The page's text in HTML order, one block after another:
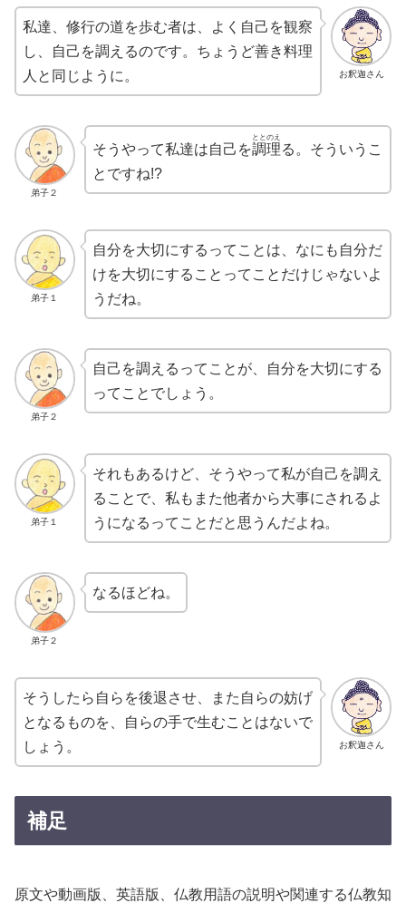
お釈迦さん
私達、修行の道を歩む者は、よく自己を観察
し、自己を調えるのです。ちょうど善き料理
人と同じように。
弟子２
そうやって私達は自己を調理
ととのえ
る。そういうこ
とですね!?
弟子１
自分を大切にするってことは、なにも自分だ
けを大切にすることってことだけじゃないよ
うだね。
弟子２
自己を調えるってことが、自分を大切にする
ってことでしょう。
弟子１
それもあるけど、そうやって私が自己を調え
ることで、私もまた他者から大事にされるよ
うになるってことだと思うんだよね。
弟子２
なるほどね。
お釈迦さん
そうしたら自らを後退させ、また自らの妨げ
となるものを、自らの手で生むことはないで
しょう。
補足
原文や動画版、英語版、仏教用語の説明や関連する仏教知